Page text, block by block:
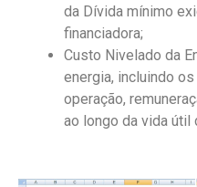
da Dívida mínimo
financiadora;
Custo Nivelado da
energia, incluindo
operação,
ao longo da vida útil